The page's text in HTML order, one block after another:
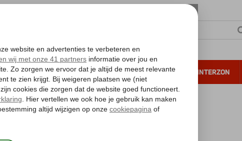
VERRE REIZEN ALL INCLUSIVE WINTERZON
Gratis annuleren*